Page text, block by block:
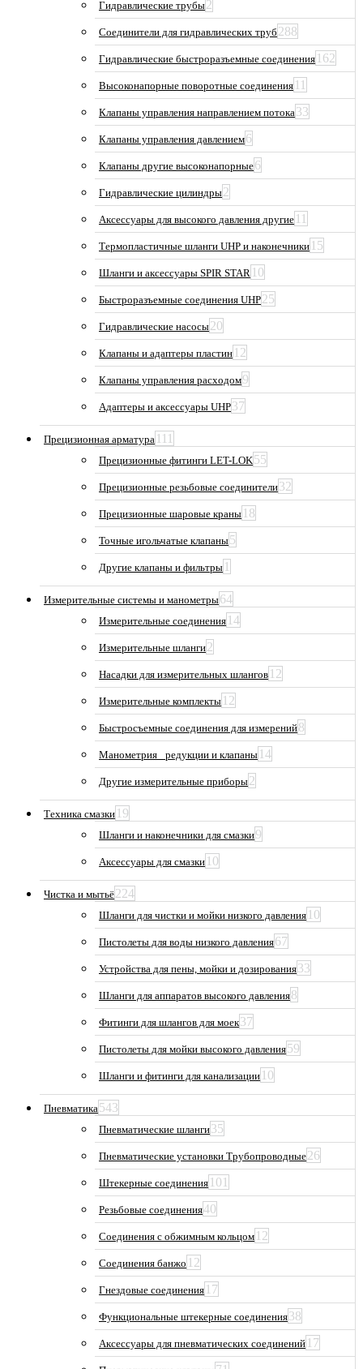
Гидравлические трубы2
Соединители для гидравлических труб 288
Гидравлические быстроразъемные соединения 162
Высоконапорные поворотные соединения 11
Клапаны управления направлением потока33
Клапаны управления давлением6
Клапаны другие высоконапорные6
Гидравлические цилиндры2
Аксессуары для высокого давления другие 11
Термопластичные шланги UHP и наконечники 15
Шланги и аксессуары SPIR STAR 10
Быстроразъемные соединения UHP25
Гидравлические насосы20
Клапаны и адаптеры пластин 12
Клапаны управления расходом9
Адаптеры и аксессуары UHP37
Прецизионная арматура 111
Прецизионные фитинги LET-LOK55
Прецизионные резьбовые соединители32
Прецизионные шаровые краны 18
Точные игольчатые клапаны5
Другие клапаны и фильтры 1
Измерительные системы и манометры64
Измерительные соединения 14
Измерительные шланги2
Насадки для измерительных шлангов 12
Измерительные комплекты 12
Быстросъемные соединения для измерений8
Манометрия_ редукции и клапаны 14
Другие измерительные приборы2
Техника смазки 19
Шланги и наконечники для смазки9
Аксессуары для смазки 10
Чистка и мытьё224
Шланги для чистки и мойки низкого давления 10
Пистолеты для воды низкого давления67
Устройства для пены, мойки и дозирования33
Шланги для аппаратов высокого давления8
Фитинги для шлангов для моек37
Пистолеты для мойки высокого давления59
Шланги и фитинги для канализации 10
Пневматика543
Пневматические шланги35
Пневматические установки Трубопроводные26
Штекерные соединения 101
Резьбовые соединения40
Соединения с обжимным кольцом 12
Соединения банжо 12
Гнездовые соединения 17
Функциональные штекерные соединения38
Аксессуары для пневматических соединений 17